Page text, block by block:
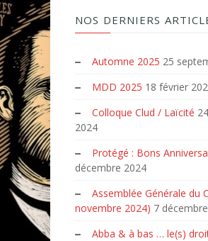
NOS DERNIERS
Automne 2025 25
MDD 2025 18 février
Colloque Clud / Laïcité
2024
Protégé : Bons
décembre 2024
Assemblée Générale du
novembre 2024) 7
Abba & à bas … le(s)